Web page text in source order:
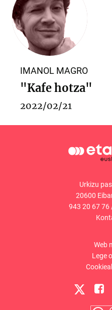
IMANOL MAGRO
"Kafe hotza"
2022/02/21
Urkizu
20600
943 20 67 76
Web
Lege